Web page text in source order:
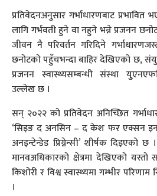
प्रतिवेदनअनुसार गर्भाधारणबाट प्रभावित
लागि गर्भवती हुने वा नहुने भन्ने प्रजनन
जीवन नै परिवर्तन गरिदिने
छनोटको पहुँचभन्दा बाहिर देखिएको छ,
प्रजनन स्वास्थ्यसम्बन्धी संस्था
उल्लेख छ ।
सन् २०२२ को प्रतिवेदन अनिच्छित
‘सिइङ द अनसिन – द केश फर एक्सन
अनइन्टेन्डेड प्रिग्नेन्सी’ शीर्षक दिइएको
मानवअधिकारको क्षेत्रमा देखिएको
किशोरी र विश्व स्वास्थ्यमा गम्भीर
।